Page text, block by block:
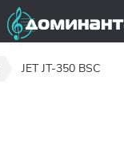
JET JT-350 BSC